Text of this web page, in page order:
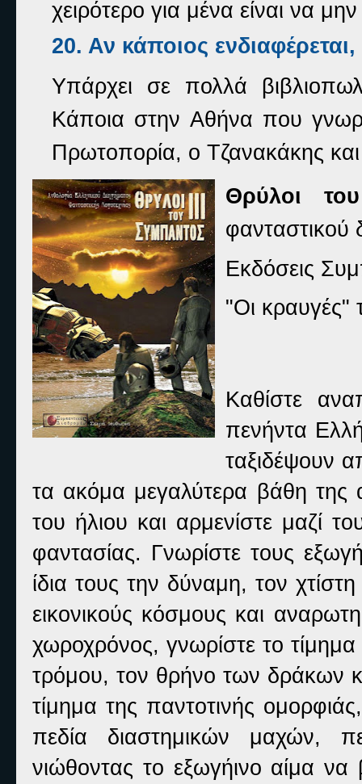
χειρότερο για μένα είναι να
20. Αν κάποιος
Υπάρχει σε πολλά
Κάποια στην Αθήνα που
Πρωτοπορία, ο Τζανακάκης
Θρύλοι
φανταστικού
Εκδόσεις
"Οι κραυγές"
Καθίστε
πενήντα
ταξιδέψουν
τα ακόμα μεγαλύτερα βάθη της
του ήλιου και αρμενίστε μαζί
φαντασίας. Γνωρίστε τους
ίδια τους την δύναμη, τον
εικονικούς κόσμους και
χωροχρόνος, γνωρίστε το
τρόμου, τον θρήνο των δράκων
τίμημα της παντοτινής
πεδία διαστημικών μαχών,
νιώθοντας το εξωγήινο αίμα να